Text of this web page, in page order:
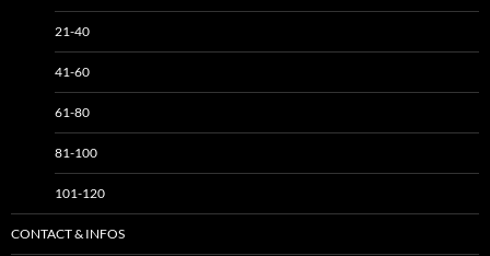
21-40
41-60
61-80
81-100
101-120
CONTACT & INFOS